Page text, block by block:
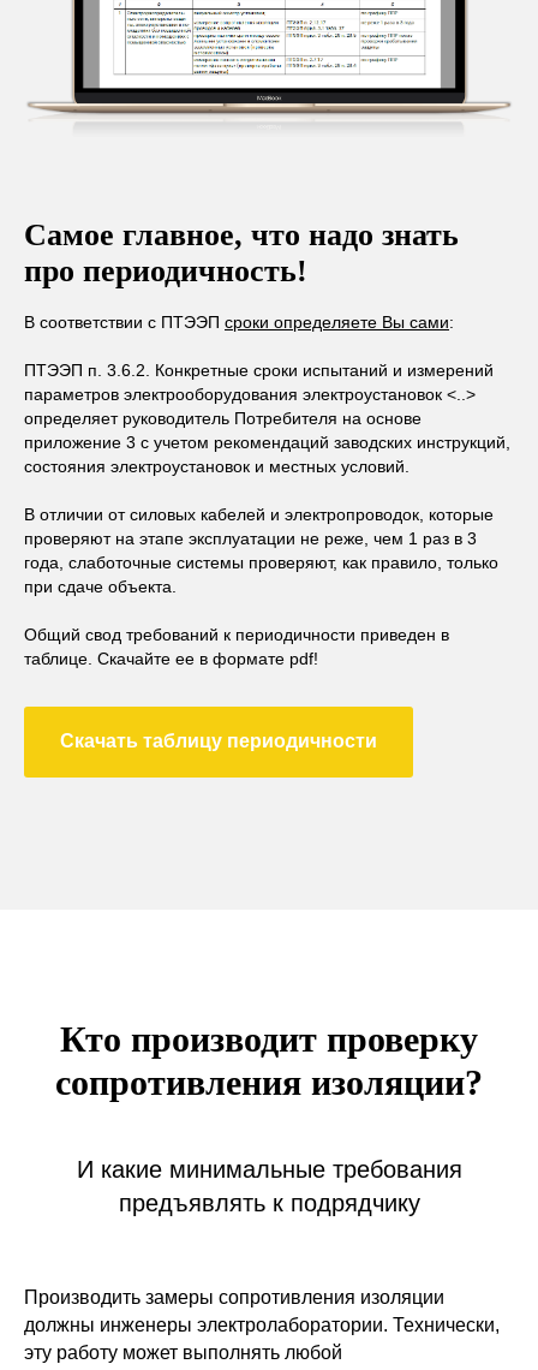
Самое главное, что надо знать
про периодичность!
В соответствии с ПТЭЭП сроки определяете Вы сами:
ПТЭЭП п. 3.6.2. Конкретные сроки испытаний и измерений
параметров электрооборудования электроустановок <..>
определяет руководитель Потребителя на основе
приложение 3 с учетом рекомендаций заводских инструкций,
состояния электроустановок и местных условий.
В отличии от силовых кабелей и электропроводок, которые
проверяют на этапе эксплуатации не реже, чем 1 раз в 3
года, слаботочные системы проверяют, как правило, только
при сдаче объекта.
Общий свод требований к периодичности приведен в
таблице. Скачайте ее в формате pdf!
Скачать таблицу периодичности
Кто производит проверку
сопротивления изоляции?
И какие минимальные требования
предъявлять к подрядчику
Производить замеры сопротивления изоляции
должны инженеры электролаборатории. Технически,
эту работу может выполнять любой